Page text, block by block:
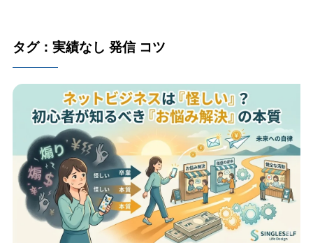
タグ：実績なし 発信 コツ